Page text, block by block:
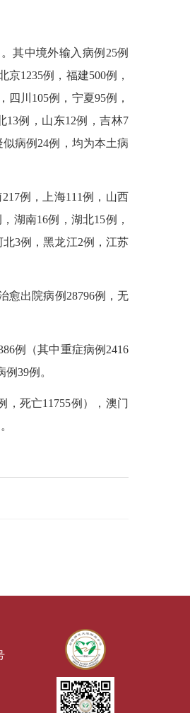
其中境外输入病例25例
1235例，福建500例，
四川105例，宁夏95例，
13例，山东12例，吉林7
病例24例，均为本土病
例，上海111例，山西
湖南16例，湖北15例，
3例，黑龙江2例，江苏
愈出院病例28796例，无
例（其中重症病例2416
39例。
死亡11755例），澳门